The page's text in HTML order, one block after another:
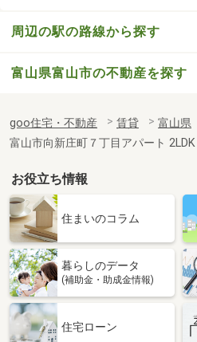
周辺の駅の路線から探す
富山県富山市の不動産を探す
goo住宅・不動産 賃貸 富山県
富山市向新庄町７丁目アパート 2LDK
お役立ち情報
住まいのコラム
暮らしのデータ
(補助金・助成金情報)
住宅ローン